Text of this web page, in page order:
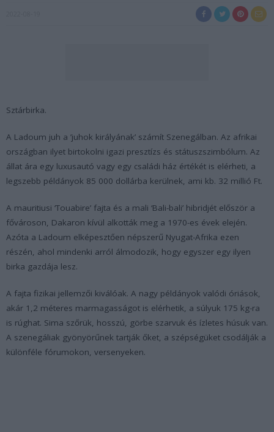
Sztárbirka.
A Ladoum juh a ’juhok királyának’ számít Szenegálban. Az afrikai
országban ilyet birtokolni igazi presztízs és státuszszimbólum. Az
állat ára egy luxusautó vagy egy családi ház értékét is elérheti, a
legszebb példányok 85 000 dollárba kerülnek, ami kb. 32 millió Ft.
A mauritiusi ‘Touabire’ fajta és a mali ‘Bali-bali’ hibridjét először a
fővároson, Dakaron kívül alkották meg a 1970-es évek elején.
Azóta a Ladoum elképesztően népszerű Nyugat-Afrika ezen
részén, ahol mindenki arról álmodozik, hogy egyszer egy ilyen
birka gazdája lesz.
A fajta fizikai jellemzői kiválóak. A nagy példányok valódi óriások,
akár 1,2 méteres marmagasságot is elérhetik, a súlyuk 175 kg-ra
is rúghat. Sima szőrük, hosszú, görbe szarvuk és ízletes húsuk van.
A szenegáliak gyönyörűnek tartják őket, a szépségüket csodálják a
különféle fórumokon, versenyeken.